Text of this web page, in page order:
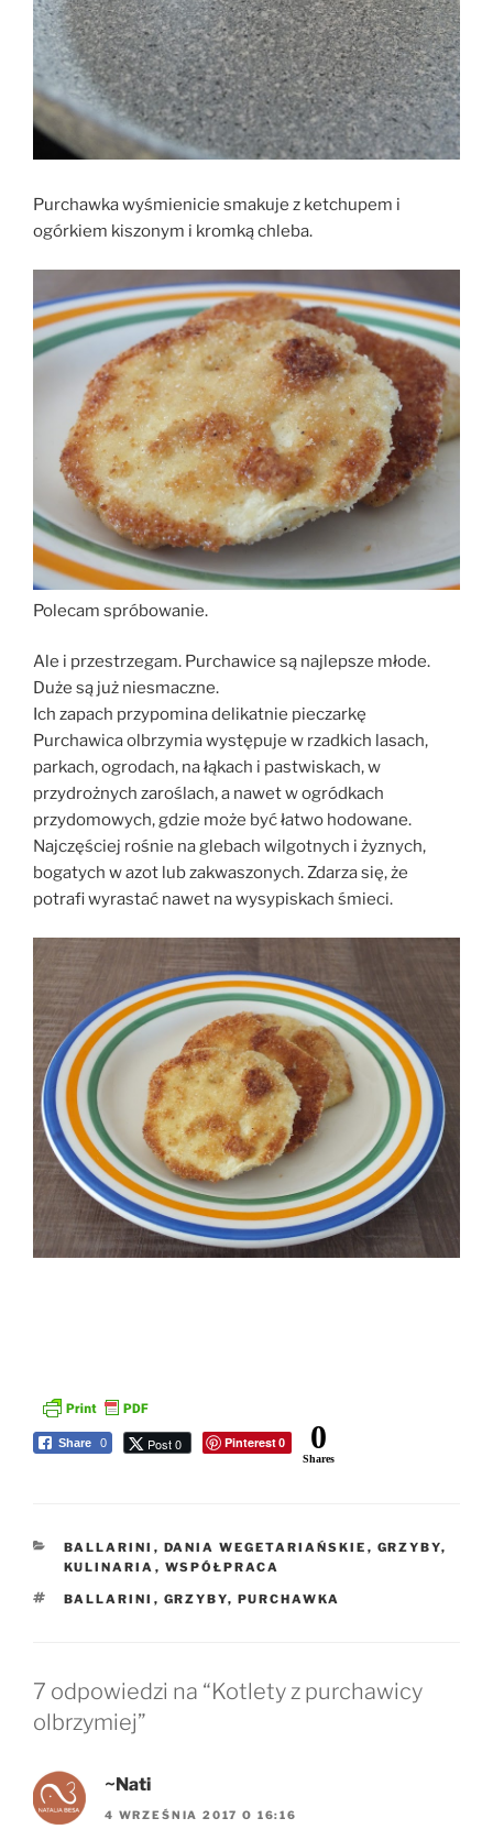
Purchawka wyśmienicie smakuje z ketchupem i
ogórkiem kiszonym i kromką chleba.
Polecam spróbowanie.
Ale i przestrzegam. Purchawice są najlepsze młode.
Duże są już niesmaczne.
Ich zapach przypomina delikatnie pieczarkę
Purchawica olbrzymia występuje w rzadkich lasach,
parkach, ogrodach, na łąkach i pastwiskach, w
przydrożnych zaroślach, a nawet w ogródkach
przydomowych, gdzie może być łatwo hodowane.
Najczęściej rośnie na glebach wilgotnych i żyznych,
bogatych w azot lub zakwaszonych. Zdarza się, że
potrafi wyrastać nawet na wysypiskach śmieci.
Share 0 Post 0 Pinterest0 0
Shares
KATEGORIE
BALLARINI , DANIA WEGETARIAŃSKIE , GRZYBY,
KULINARIA , WSPÓŁPRACA
TAGI
BALLARINI , GRZYBY, PURCHAWKA
7 odpowiedzi na “Kotlety z purchawicy
olbrzymiej”
~Nati
4 WRZEŚNIA 2017 O 16:16